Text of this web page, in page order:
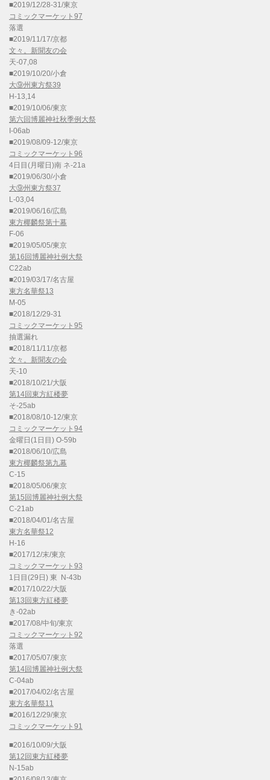
■2019/12/28-31/東京
コミックマーケット97
落選
■2019/11/17/京都
文々。新聞友の会
天-07,08
■2019/10/20/小倉
大⑨州東方祭39
H-13,14
■2019/10/06/東京
第六回博麗神社秋季例大祭
I-06ab
■2019/08/09-12/東京
コミックマーケット96
4日目(月曜日)南 ネ-21a
■2019/06/30/小倉
大⑨州東方祭37
L-03,04
■2019/06/16/広島
東方椰麟祭第十幕
F-06
■2019/05/05/東京
第16回博麗神社例大祭
C22ab
■2019/03/17/名古屋
東方名華祭13
M-05
■2018/12/29-31
コミックマーケット95
抽選漏れ
■2018/11/11/京都
文々。新聞友の会
天-10
■2018/10/21/大阪
第14回東方紅楼夢
そ-25ab
■2018/08/10-12/東京
コミックマーケット94
金曜日(1日目) O-59b
■2018/06/10/広島
東方椰麟祭第九幕
C-15
■2018/05/06/東京
第15回博麗神社例大祭
C-21ab
■2018/04/01/名古屋
東方名華祭12
H-16
■2017/12/末/東京
コミックマーケット93
1日目(29日) 東 N-43b
■2017/10/22/大阪
第13回東方紅楼夢
き-02ab
■2017/08/中旬/東京
コミックマーケット92
落選
■2017/05/07/東京
第14回博麗神社例大祭
C-04ab
■2017/04/02/名古屋
東方名華祭11
■2016/12/29/東京
コミックマーケット91
■2016/10/09/大阪
第12回東方紅楼夢
N-15ab